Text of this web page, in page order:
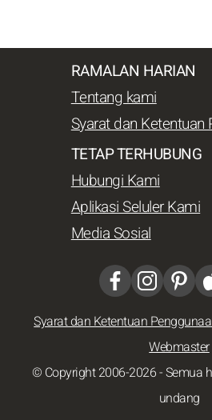
RAMALAN HARIAN
Tentang kami
Syarat dan Ketentuan
TETAP TERHUBUNG
Hubungi Kami
Aplikasi Seluler Kami
Media Sosial
Syarat dan Ketentuan
Webmaster
© Copyright 2006-2026 - Semua
undang